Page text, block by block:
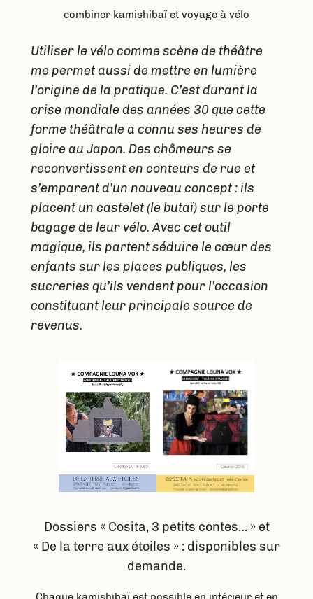
combiner kamishibaï et voyage à vélo
Utiliser le vélo comme scène de théâtre
me permet aussi de mettre en lumière
l’origine de la pratique. C’est durant la
crise mondiale des années 30 que cette
forme théâtrale a connu ses heures de
gloire au Japon. Des chômeurs se
reconvertissent en conteurs de rue et
s’emparent d’un nouveau concept : ils
placent un castelet (le butaï) sur le porte
bagage de leur vélo. Avec cet outil
magique, ils partent séduire le cœur des
enfants sur les places publiques, les
sucreries qu’ils vendent pour l’occasion
constituant leur principale source de
revenus.
Dossiers « Cosita, 3 petits contes… » et
« De la terre aux étoiles » : disponibles sur
demande.